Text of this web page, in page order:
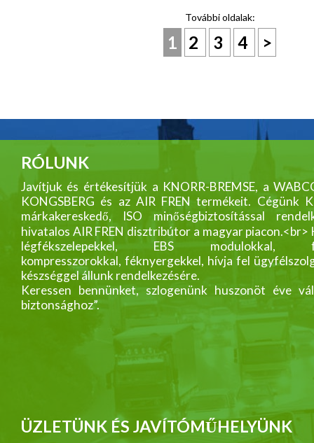
További oldalak:
1 2 3 4 >
RÓLUNK
Javítjuk és értékesítjük a KNORR-BREMSE, a
KONGSBERG és az AIR FREN termékeit. Cégünk
márkakereskedő, ISO minőségbiztosítással
hivatalos AIR FREN disztribútor a magyar piacon.<br>
légfékszelepekkel, EBS modulokkal,
kompresszorokkal, féknyergekkel, hívja fel
készséggel állunk rendelkezésére.
Keressen bennünket, szlogenünk huszonöt éve
biztonsághoz”.
ÜZLETÜNK ÉS JAVÍTÓMŰHELYÜNK